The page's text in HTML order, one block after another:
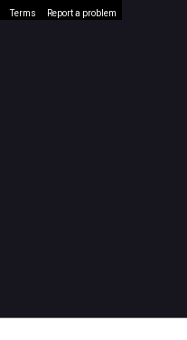
Terms Report a problem